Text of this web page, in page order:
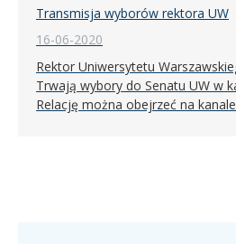
Transmisja wyborów rektora UW
16-06-2020
Rektor Uniwersytetu
Trwają wybory do Senatu UW w
Relację można obejrzeć na